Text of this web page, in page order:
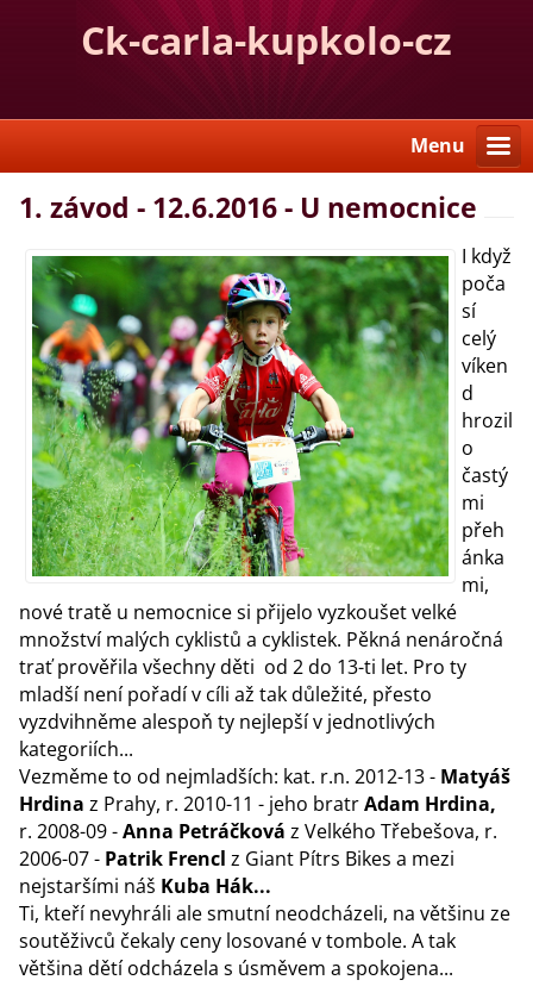
Ck-carla-kupkolo-cz
Menu
1. závod - 12.6.2016 - U nemocnice
I když
poča
sí
celý
víken
d
hrozil
o
častý
mi
přeh
ánka
mi,
nové tratě u nemocnice si přijelo vyzkoušet velké
množství malých cyklistů a cyklistek. Pěkná nenáročná
trať prověřila všechny děti od 2 do 13-ti let. Pro ty
mladší není pořadí v cíli až tak důležité, přesto
vyzdvihněme alespoň ty nejlepší v jednotlivých
kategoriích...
Vezměme to od nejmladších: kat. r.n. 2012-13 - Matyáš
Hrdina z Prahy, r. 2010-11 - jeho bratrAdam Hrdina,
r. 2008-09 -Anna Petráčková z Velkého Třebešova, r.
2006-07 - Patrik Frencl z Giant Pítrs Bikes a mezi
nejstaršími náš Kuba Hák...
Ti, kteří nevyhráli ale smutní neodcházeli, na většinu ze
soutěživců čekaly ceny losované v tombole. A tak
většina dětí odcházela s úsměvem a spokojena...